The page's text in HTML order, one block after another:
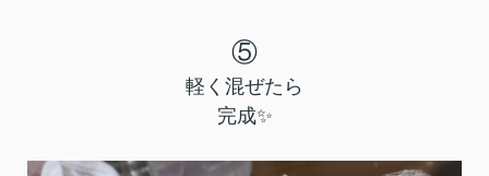
⑤
軽く混ぜたら
完成✨